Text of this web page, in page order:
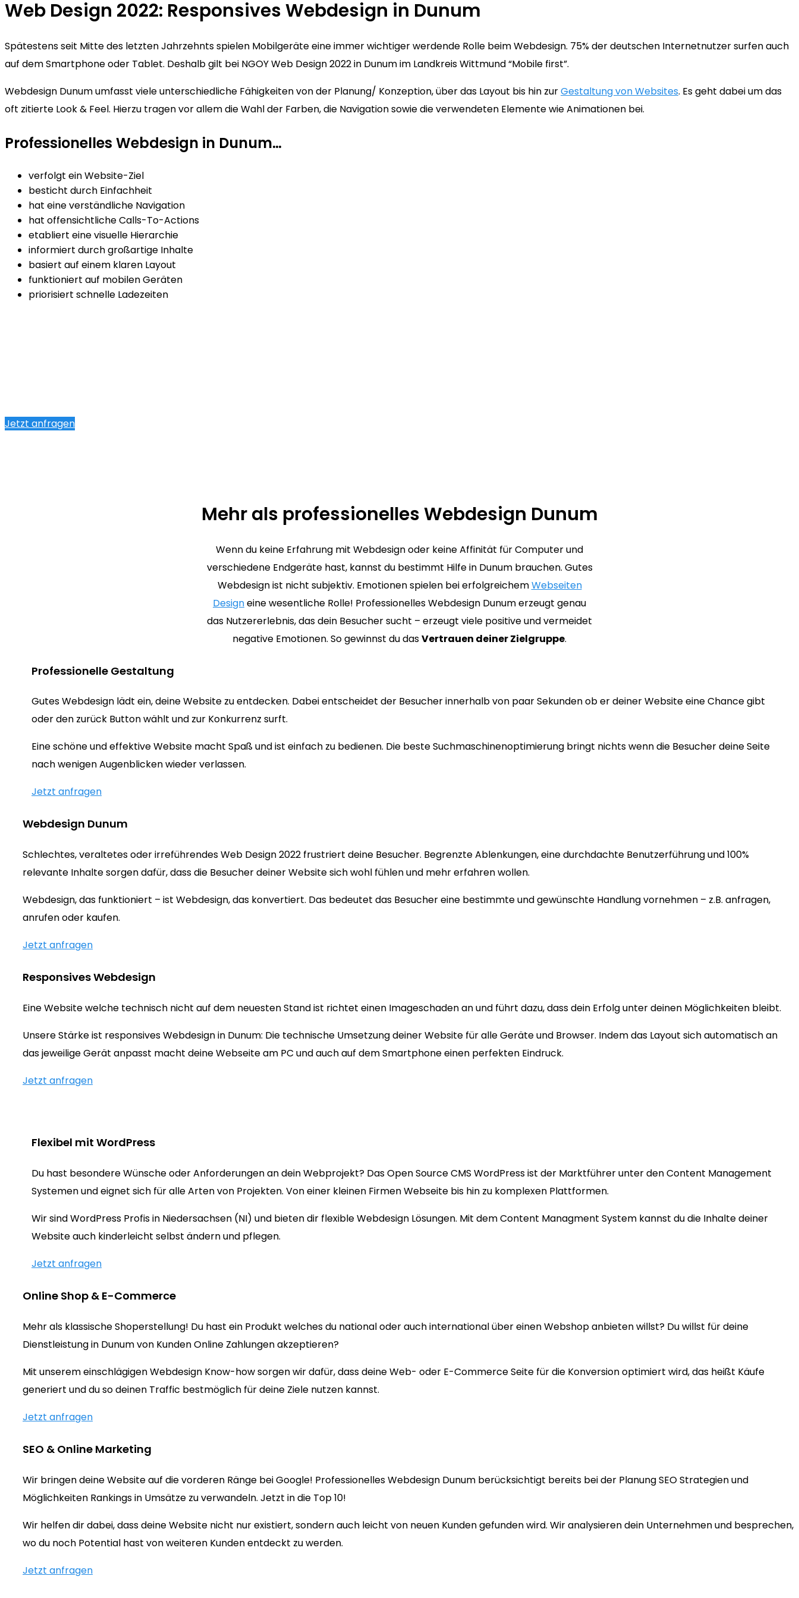
Web Design 2022: Responsives Webdesign in Dunum
Spätestens seit Mitte des letzten Jahrzehnts spielen Mobilgeräte eine immer wichtiger werdende Rolle beim Webdesign. 75% der deutschen Internetnutzer surfen auch
auf dem Smartphone oder Tablet. Deshalb gilt bei NGOY Web Design 2022 in Dunum im Landkreis Wittmund “Mobile first”.
Webdesign Dunum umfasst viele unterschiedliche Fähigkeiten von der Planung/ Konzeption, über das Layout bis hin zurGestaltung von Websites. Es geht dabei um das
oft zitierte Look & Feel. Hierzu tragen vor allem die Wahl der Farben, die Navigation sowie die verwendeten Elemente wie Animationen bei.
Professionelles Webdesign in Dunum…
verfolgt ein Website-Ziel
besticht durch Einfachheit
hat eine verständliche Navigation
hat offensichtliche Calls-To-Actions
etabliert eine visuelle Hierarchie
informiert durch großartige Inhalte
basiert auf einem klaren Layout
funktioniert auf mobilen Geräten
priorisiert schnelle Ladezeiten
Jetzt anfragen
Mehr als professionelles Webdesign Dunum
Wenn du keine Erfahrung mit Webdesign oder keine Affinität für Computer und
verschiedene Endgeräte hast, kannst du bestimmt Hilfe in Dunum brauchen. Gutes
Webdesign ist nicht subjektiv. Emotionen spielen bei erfolgreichemWebseiten
Designeine wesentliche Rolle! Professionelles Webdesign Dunum erzeugt genau
das Nutzererlebnis, das dein Besucher sucht – erzeugt viele positive und vermeidet
negative Emotionen. So gewinnst du dasVertrauen deiner Zielgruppe.
Professionelle Gestaltung
Gutes Webdesign lädt ein, deine Website zu entdecken. Dabei entscheidet der Besucher innerhalb von paar Sekunden ob er deiner Website eine Chance gibt
oder den zurück Button wählt und zur Konkurrenz surft.
Eine schöne und effektive Website macht Spaß und ist einfach zu bedienen. Die beste Suchmaschinenoptimierung bringt nichts wenn die Besucher deine Seite
nach wenigen Augenblicken wieder verlassen.
Jetzt anfragen
Webdesign Dunum
Schlechtes, veraltetes oder irreführendes Web Design 2022 frustriert deine Besucher. Begrenzte Ablenkungen, eine durchdachte Benutzerführung und 100%
relevante Inhalte sorgen dafür, dass die Besucher deiner Website sich wohl fühlen und mehr erfahren wollen.
Webdesign, das funktioniert – ist Webdesign, das konvertiert. Das bedeutet das Besucher eine bestimmte und gewünschte Handlung vornehmen – z.B. anfragen,
anrufen oder kaufen.
Jetzt anfragen
Responsives Webdesign
Eine Website welche technisch nicht auf dem neuesten Stand ist richtet einen Imageschaden an und führt dazu, dass dein Erfolg unter deinen Möglichkeiten bleibt.
Unsere Stärke ist responsives Webdesign in Dunum: Die technische Umsetzung deiner Website für alle Geräte und Browser. Indem das Layout sich automatisch an
das jeweilige Gerät anpasst macht deine Webseite am PC und auch auf dem Smartphone einen perfekten Eindruck.
Jetzt anfragen
Flexibel mit WordPress
Du hast besondere Wünsche oder Anforderungen an dein Webprojekt? Das Open Source CMS WordPress ist der Marktführer unter den Content Management
Systemen und eignet sich für alle Arten von Projekten. Von einer kleinen Firmen Webseite bis hin zu komplexen Plattformen.
Wir sind WordPress Profis in Niedersachsen (NI) und bieten dir flexible Webdesign Lösungen. Mit dem Content Managment System kannst du die Inhalte deiner
Website auch kinderleicht selbst ändern und pflegen.
Jetzt anfragen
Online Shop & E-Commerce
Mehr als klassische Shoperstellung! Du hast ein Produkt welches du national oder auch international über einen Webshop anbieten willst? Du willst für deine
Dienstleistung in Dunum von Kunden Online Zahlungen akzeptieren?
Mit unserem einschlägigen Webdesign Know-how sorgen wir dafür, dass deine Web- oder E-Commerce Seite für die Konversion optimiert wird, das heißt Käufe
generiert und du so deinen Traffic bestmöglich für deine Ziele nutzen kannst.
Jetzt anfragen
SEO & Online Marketing
Wir bringen deine Website auf die vorderen Ränge bei Google! Professionelles Webdesign Dunum berücksichtigt bereits bei der Planung SEO Strategien und
Möglichkeiten Rankings in Umsätze zu verwandeln. Jetzt in die Top 10!
Wir helfen dir dabei, dass deine Website nicht nur existiert, sondern auch leicht von neuen Kunden gefunden wird. Wir analysieren dein Unternehmen und besprechen,
wo du noch Potential hast von weiteren Kunden entdeckt zu werden.
Jetzt anfragen